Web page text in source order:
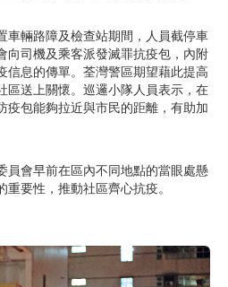
車輛路障及檢查站期間，人員截停車
向司機及乘客派發滅罪抗疫包，內附
信息的傳單。荃灣警區期望藉此提高
區送上關懷。巡邏小隊人員表示，在
疫包能夠拉近與市民的距離，有助加
員會早前在區內不同地點的當眼處懸
要性，推動社區齊心抗疫。